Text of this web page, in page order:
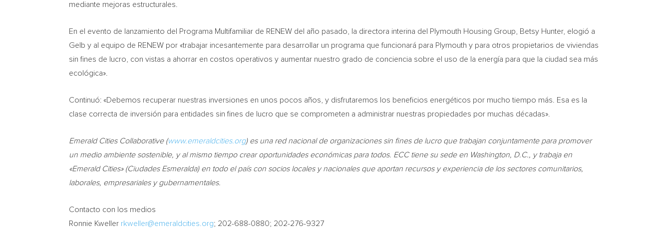
mediante mejoras estructurales.
En el evento de lanzamiento del Programa Multifamiliar de RENEW del año pasado, la directora interina del Plymouth Housing Group, Betsy Hunter, elogió a
Gelb y al equipo de RENEW por «trabajar incesantemente para desarrollar un programa que funcionará para Plymouth y para otros propietarios de viviendas
sin fines de lucro, con vistas a ahorrar en costos operativos y aumentar nuestro grado de conciencia sobre el uso de la energía para que la ciudad sea más
ecológica».
Continuó: «Debemos recuperar nuestras inversiones en unos pocos años, y disfrutaremos los beneficios energéticos por mucho tiempo más. Esa es la
clase correcta de inversión para entidades sin fines de lucro que se comprometen a administrar nuestras propiedades por muchas décadas».
Emerald Cities Collaborative (www.emeraldcities.org) es una red nacional de organizaciones sin fines de lucro que trabajan conjuntamente para promover
un medio ambiente sostenible, y al mismo tiempo crear oportunidades económicas para todos. ECC tiene su sede en Washington, D.C., y trabaja en
«Emerald Cities» (Ciudades Esmeralda) en todo el país con socios locales y nacionales que aportan recursos y experiencia de los sectores comunitarios,
laborales, empresariales y gubernamentales.
Contacto con los medios
Ronnie Kweller rkweller@emeraldcities.org; 202-688-0880; 202-276-9327